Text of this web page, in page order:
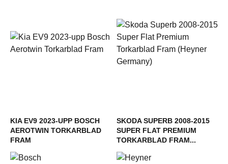
KIA EV9 2023-UPP BOSCH
AEROTWIN TORKARBLAD
FRAM
SKODA SUPERB 2008-2015
SUPER FLAT PREMIUM
TORKARBLAD FRAM...